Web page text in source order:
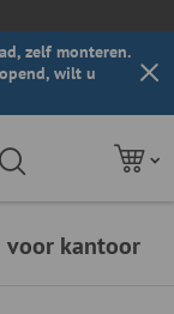
zelf monteren.
wilt u
voor kantoor